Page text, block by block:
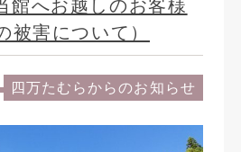
館へお越しのお客様
被害について）
四万たむらからのお知らせ